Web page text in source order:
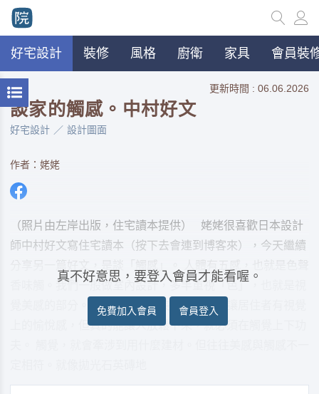
好宅設計 裝修 風格 廚衛 家具 會員裝
更新時間 : 06.06.2026
談家的觸感。中村好文
好宅設計 設計圖面
作者：姥姥
（照片由左岸出版，住宅讀本提供） 姥姥很喜歡日本設計
師中村好文寫住宅讀本（按下去會連到博客來），今天繼續
香味觸。我們一般做室內設計，多半重視「色」，也就是視
覺美感的部分。這也沒有錯，美麗的安排會讓居住者有視覺
上的愉悅感，但真的能讓人放鬆下來，就必須在觸覺上下功
真不好意思，要登入會員才能看喔。
免費加入會員 會員登入